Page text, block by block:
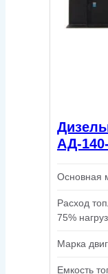
АД-
Основная
Расход
75%
Марка
Емкость